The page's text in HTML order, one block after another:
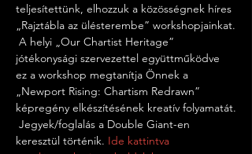
teljesítettünk, elhozzuk a közösségnek híres
„Rajztábla az ülésterembe” workshopjainkat.
jótékonysági szervezettel együttműködve
ez a workshop megtanítja Önnek a
„Newport Rising: Chartism Redrawn”
képregény elkészítésének kreatív folyamatát.
keresztül történik. Ide kattintva